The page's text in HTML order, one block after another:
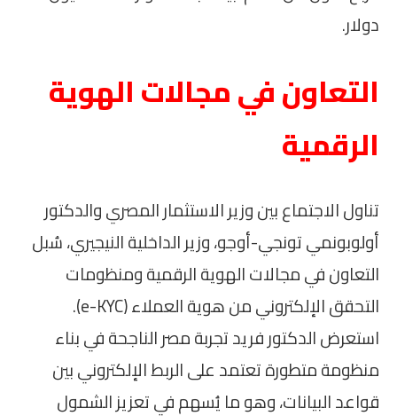
دولار.
التعاون في مجالات الهوية
الرقمية
تناول الاجتماع بين وزير الاستثمار المصري والدكتور
أولوبونمي تونجي-أوجو، وزير الداخلية النيجيري، سُبل
التعاون في مجالات الهوية الرقمية ومنظومات
التحقق الإلكتروني من هوية العملاء (e-KYC).
استعرض الدكتور فريد تجربة مصر الناجحة في بناء
منظومة متطورة تعتمد على الربط الإلكتروني بين
قواعد البيانات، وهو ما يُسهم في تعزيز الشمول